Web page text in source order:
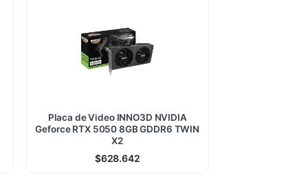
Placa de Video INNO3D NVIDIA
Geforce RTX 5050 8GB GDDR6 TWIN
X2
$628.642